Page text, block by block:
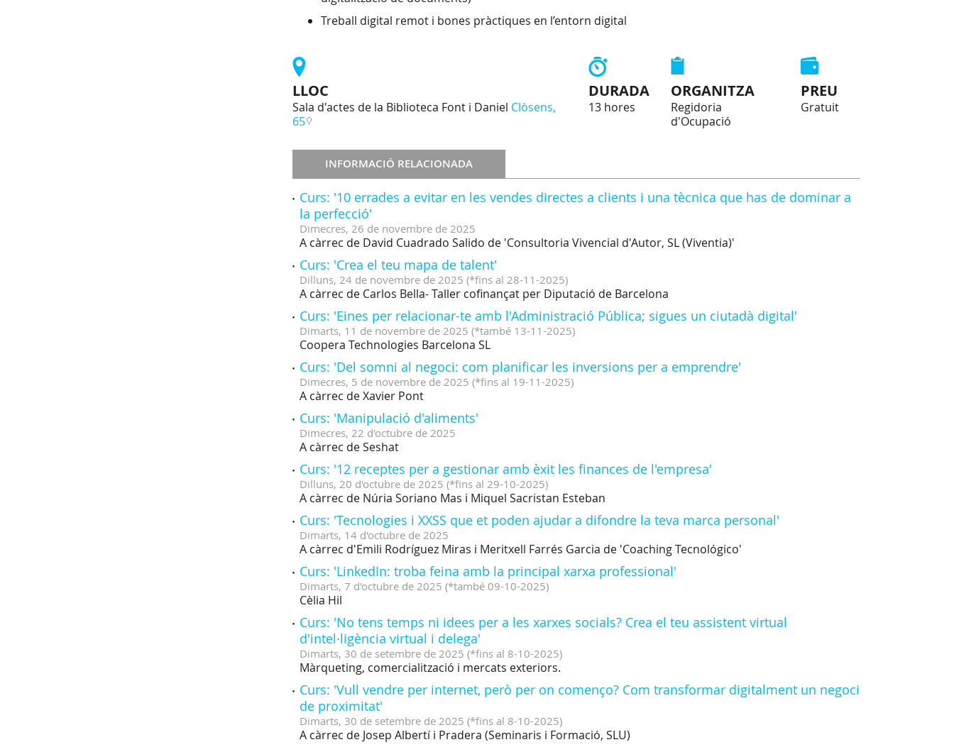
Treball digital remot i bones pràctiques en l’entorn digital
LLOC
Sala d'actes de la Biblioteca Font i Daniel Clòsens,
65
DURADA
13 hores
ORGANITZA
Regidoria
d'Ocupació
PREU
Gratuit
INFORMACIÓ RELACIONADA
Curs: '10 errades a evitar en les vendes directes a clients i una tècnica que has de dominar a
la perfecció'
Dimecres, 26 de novembre de 2025
A càrrec de David Cuadrado Salido de 'Consultoria Vivencial d'Autor, SL (Viventia)'
Curs: 'Crea el teu mapa de talent'
Dilluns, 24 de novembre de 2025 (*fins al 28-11-2025)
A càrrec de Carlos Bella- Taller cofinançat per Diputació de Barcelona
Curs: 'Eines per relacionar-te amb l'Administració Pública; sigues un ciutadà digital'
Dimarts, 11 de novembre de 2025 (*també 13-11-2025)
Coopera Technologies Barcelona SL
Curs: 'Del somni al negoci: com planificar les inversions per a emprendre'
Dimecres, 5 de novembre de 2025 (*fins al 19-11-2025)
A càrrec de Xavier Pont
Curs: 'Manipulació d'aliments'
Dimecres, 22 d'octubre de 2025
A càrrec de Seshat
Curs: '12 receptes per a gestionar amb èxit les finances de l'empresa'
Dilluns, 20 d'octubre de 2025 (*fins al 29-10-2025)
A càrrec de Núria Soriano Mas i Miquel Sacristan Esteban
Curs: 'Tecnologies i XXSS que et poden ajudar a difondre la teva marca personal'
Dimarts, 14 d'octubre de 2025
A càrrec d'Emili Rodríguez Miras i Meritxell Farrés Garcia de 'Coaching Tecnológico'
Curs: 'LinkedIn: troba feina amb la principal xarxa professional'
Dimarts, 7 d'octubre de 2025 (*també 09-10-2025)
Cèlia Hil
Curs: 'No tens temps ni idees per a les xarxes socials? Crea el teu assistent virtual
d'intel·ligència virtual i delega'
Dimarts, 30 de setembre de 2025 (*fins al 8-10-2025)
Màrqueting, comercialització i mercats exteriors.
Curs: 'Vull vendre per internet, però per on començo? Com transformar digitalment un negoci
de proximitat'
Dimarts, 30 de setembre de 2025 (*fins al 8-10-2025)
A càrrec de Josep Albertí i Pradera (Seminaris i Formació, SLU)